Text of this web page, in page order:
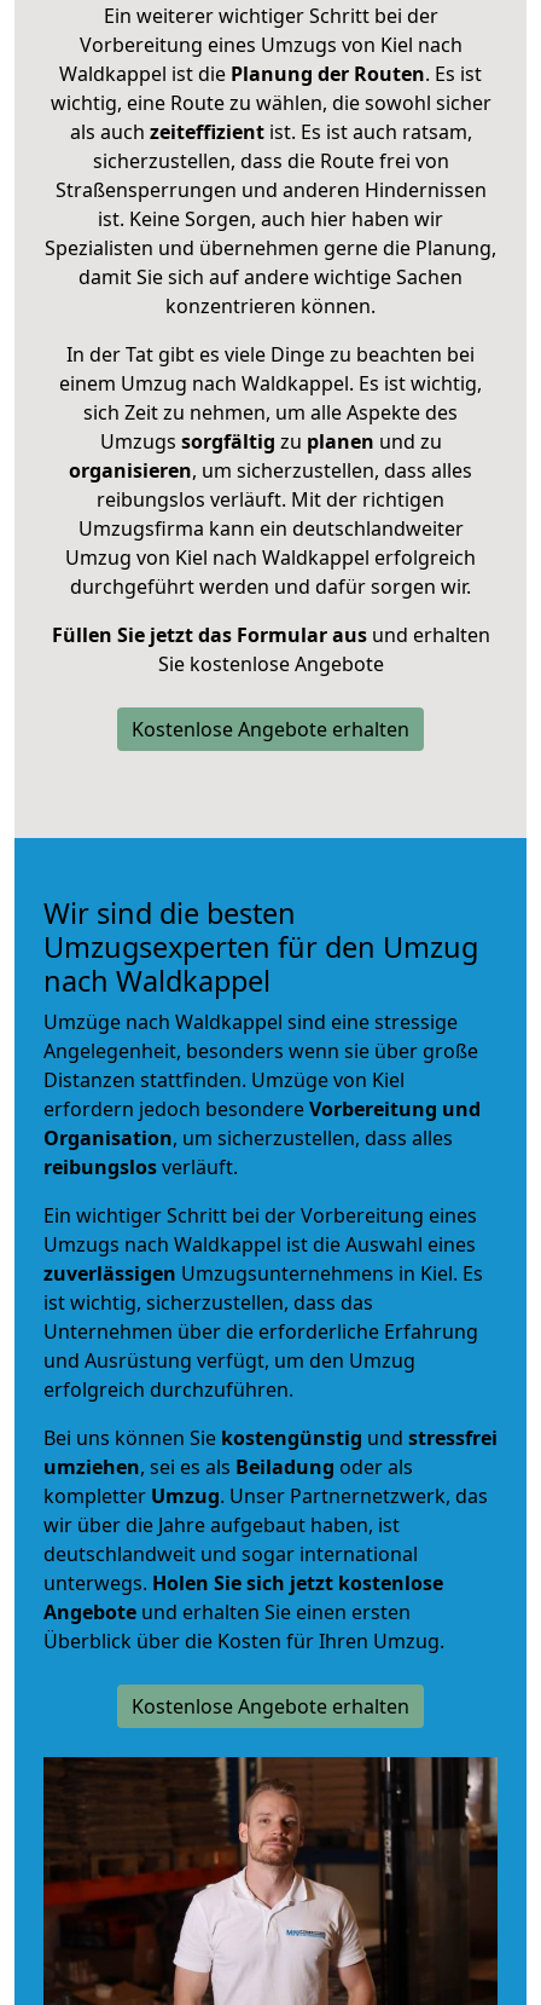
Ein weiterer wichtiger Schritt bei der
Vorbereitung eines Umzugs von Kiel nach
Waldkappel ist die Planung der Routen. Es ist
wichtig, eine Route zu wählen, die sowohl sicher
als auch zeiteffizientist. Es ist auch ratsam,
sicherzustellen, dass die Route frei von
Straßensperrungen und anderen Hindernissen
ist. Keine Sorgen, auch hier haben wir
Spezialisten und übernehmen gerne die Planung,
damit Sie sich auf andere wichtige Sachen
konzentrieren können.
In der Tat gibt es viele Dinge zu beachten bei
einem Umzug nach Waldkappel. Es ist wichtig,
sich Zeit zu nehmen, um alle Aspekte des
Umzugs sorgfältig zu planen und zu
organisieren, um sicherzustellen, dass alles
reibungslos verläuft. Mit der richtigen
Umzugsfirma kann ein deutschlandweiter
Umzug von Kiel nach Waldkappel erfolgreich
durchgeführt werden und dafür sorgen wir.
Füllen Sie jetzt das Formular ausund erhalten
Sie kostenlose Angebote
Kostenlose Angebote erhalten
Wir sind die besten
Umzugsexperten für den Umzug
nach Waldkappel
Umzüge nach Waldkappel sind eine stressige
Angelegenheit, besonders wenn sie über große
Distanzen stattfinden. Umzüge von Kiel
erfordern jedoch besondereVorbereitung und
Organisation, um sicherzustellen, dass alles
reibungslosverläuft.
Ein wichtiger Schritt bei der Vorbereitung eines
Umzugs nach Waldkappel ist die Auswahl eines
zuverlässigen Umzugsunternehmens in Kiel. Es
ist wichtig, sicherzustellen, dass das
Unternehmen über die erforderliche Erfahrung
und Ausrüstung verfügt, um den Umzug
erfolgreich durchzuführen.
Bei uns können Sie kostengünstig und stressfrei
umziehen, sei es als Beiladung oder als
kompletter Umzug. Unser Partnernetzwerk, das
wir über die Jahre aufgebaut haben, ist
deutschlandweit und sogar international
unterwegs. Holen Sie sich jetzt kostenlose
Angebote und erhalten Sie einen ersten
Überblick über die Kosten für Ihren Umzug.
Kostenlose Angebote erhalten